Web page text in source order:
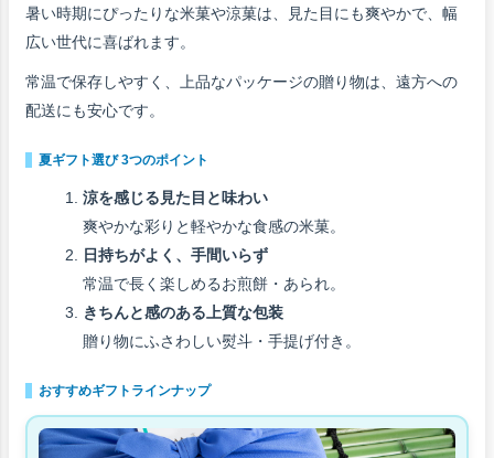
暑い時期にぴったりな米菓や涼菓は、見た目にも爽やかで、幅
広い世代に喜ばれます。
常温で保存しやすく、上品なパッケージの贈り物は、遠方への
配送にも安心です。
夏ギフト選び 3つのポイント
涼を感じる見た目と味わい
爽やかな彩りと軽やかな食感の米菓。
日持ちがよく、手間いらず
常温で長く楽しめるお煎餅・あられ。
きちんと感のある上質な包装
贈り物にふさわしい熨斗・手提げ付き。
おすすめギフトラインナップ